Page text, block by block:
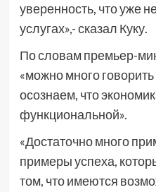
уверенность, что уже
услугах»,- сказал Куку.
По словам премьер-
«можно много
осознаем, что
функциональной».
«Достаточно много
примеры успеха,
том, что имеются